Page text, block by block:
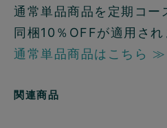
通常単品商品を定期コー
同梱10％OFFが適用され
通常単品商品はこちら ≫
関連商品